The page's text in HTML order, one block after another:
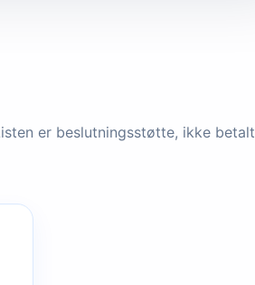
er beslutningsstøtte, ikke betalt